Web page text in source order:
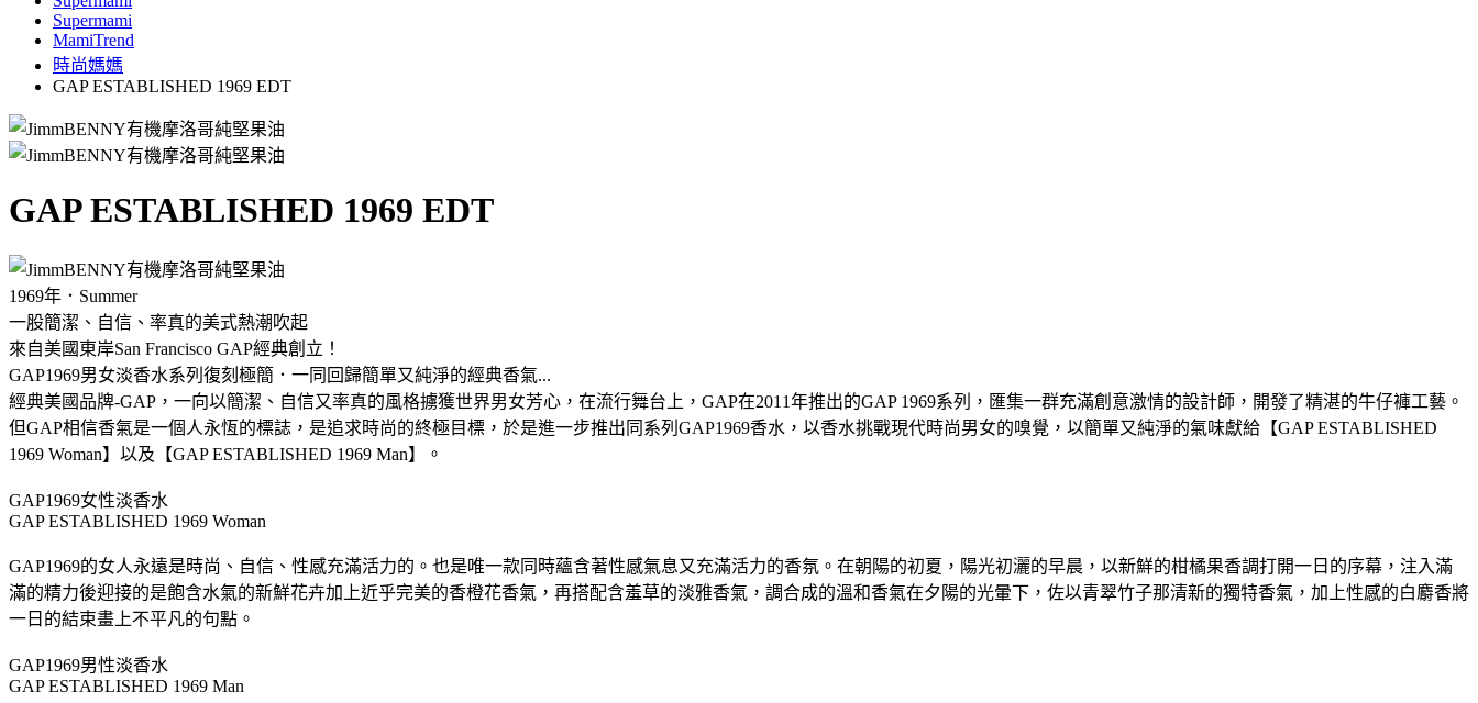
Supermami
MamiTrend
時尚媽媽
GAP ESTABLISHED 1969 EDT
GAP ESTABLISHED 1969 EDT
1969年．Summer
一股簡潔、自信、率真的美式熱潮吹起
來自美國東岸San Francisco GAP經典創立！
GAP1969男女淡香水系列復刻極簡．一同回歸簡單又純淨的經典香氣...
經典美國品牌-GAP，一向以簡潔、自信又率真的風格擄獲世界男女芳心，在流行舞台上，GAP在2011年推出的GAP 1969系列，匯集一群充滿創意激情的設計師，開發了精湛的牛仔褲工藝。
但GAP相信香氣是一個人永恆的標誌，是追求時尚的終極目標，於是進一步推出同系列GAP1969香水，以香水挑戰現代時尚男女的嗅覺，以簡單又純淨的氣味獻給【GAP ESTABLISHED
1969 Woman】以及【GAP ESTABLISHED 1969 Man】。
GAP1969女性淡香水
GAP ESTABLISHED 1969 Woman
GAP1969的女人永遠是時尚、自信、性感充滿活力的。也是唯一款同時蘊含著性感氣息又充滿活力的香氛。在朝陽的初夏，陽光初灑的早晨，以新鮮的柑橘果香調打開一日的序幕，注入滿
滿的精力後迎接的是飽含水氣的新鮮花卉加上近乎完美的香橙花香氣，再搭配含羞草的淡雅香氣，調合成的溫和香氣在夕陽的光暈下，佐以青翠竹子那清新的獨特香氣，加上性感的白麝香將
一日的結束畫上不平凡的句點。
GAP1969男性淡香水
GAP ESTABLISHED 1969 Man